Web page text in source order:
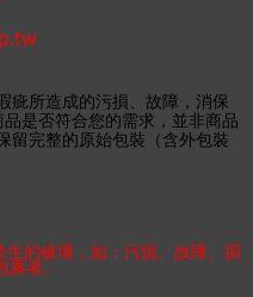
疵所造成的污損、故障，消保
是否符合您的需求，並非商品
留完整的原始包裝（含外包裝
的破壞，如：污損、故障、損
裹者。